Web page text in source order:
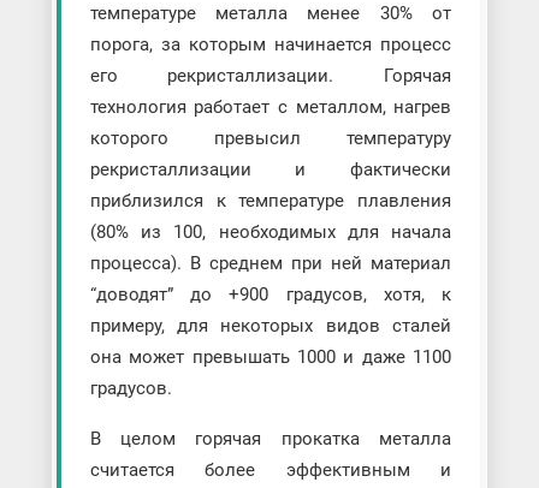
температуре металла менее 30% от
порога, за которым начинается процесс
его рекристаллизации. Горячая
технология работает с металлом, нагрев
которого превысил температуру
рекристаллизации и фактически
приблизился к температуре плавления
(80% из 100, необходимых для начала
процесса). В среднем при ней материал
“доводят” до +900 градусов, хотя, к
примеру, для некоторых видов сталей
она может превышать 1000 и даже 1100
градусов.
В целом горячая прокатка металла
считается более эффективным и